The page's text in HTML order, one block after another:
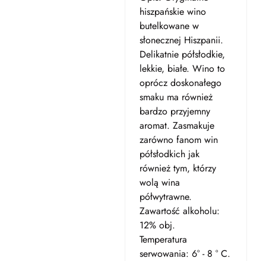
hiszpańskie wino
butelkowane w
słonecznej Hiszpanii.
Delikatnie półsłodkie,
lekkie, białe. Wino to
oprócz doskonałego
smaku ma również
bardzo przyjemny
aromat. Zasmakuje
zarówno fanom win
półsłodkich jak
również tym, którzy
wolą wina
półwytrawne.
Zawartość alkoholu:
12% obj.
Temperatura
serwowania: 6° - 8 ° C.